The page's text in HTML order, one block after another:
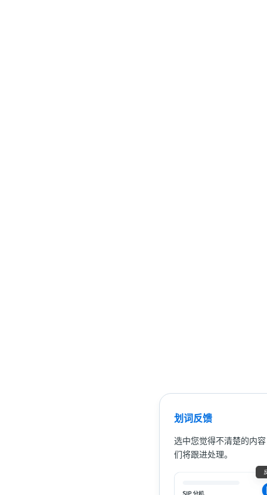
划词反馈
选中您觉得不清楚的内
们将跟进处理。